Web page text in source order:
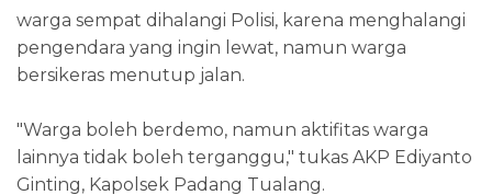
warga sempat dihalangi Polisi, karena menghalangi
pengendara yang ingin lewat, namun warga
bersikeras menutup jalan.
"Warga boleh berdemo, namun aktifitas warga
lainnya tidak boleh terganggu," tukas AKP Ediyanto
Ginting, Kapolsek Padang Tualang.